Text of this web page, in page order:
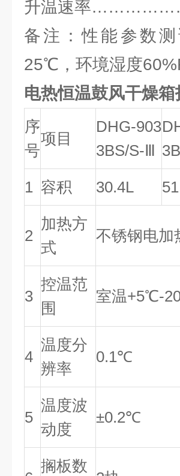
升温速率
备注：性能参数
25℃，环境湿度
电热恒温鼓风干燥箱
序
号
项目
DHG-903
3BS/S-Ⅲ
1 容积 30.4L
2
加热方
式
不锈钢电加
3
控温范
围
室温+5℃-
4
温度分
辨率
0.1℃
5
温度波
动度
±0.2℃
搁板数